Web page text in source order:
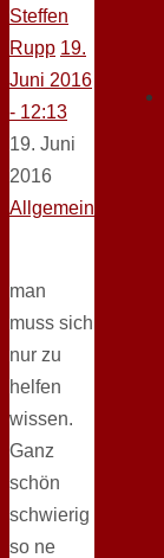
Steffen
Rupp 19.
Juni 2016
- 12:13
19. Juni
2016
Allgemein
man
muss sich
nur zu
helfen
wissen.
Ganz
schön
schwierig
so ne